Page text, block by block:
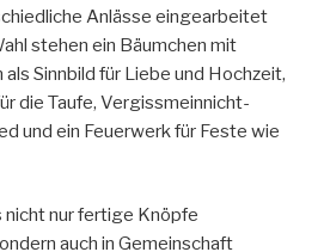
Anlässe eingearbeitet
stehen ein Bäumchen mit
Sinnbild für Liebe und Hochzeit,
die Taufe, Vergissmeinnicht-
und ein Feuerwerk für Feste wie
nicht nur fertige Knöpfe
auch in Gemeinschaft